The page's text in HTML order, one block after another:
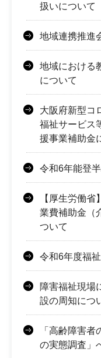
扱いについて
地域連携推進
地域における
について
大阪府新型コ
福祉サービス
援事業補助金
令和6年能登
【厚生労働
業費補助金（
ついて
令和6年度福
障害福祉現場
設の周知につ
「高齢障害
の実態調査」